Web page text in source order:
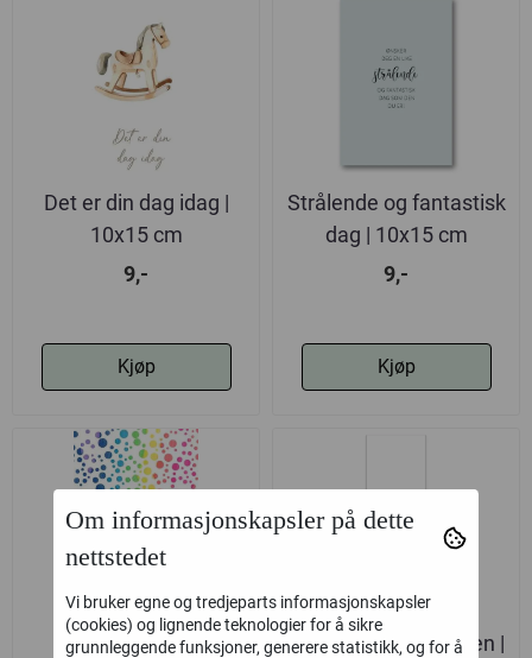
Det er din dag idag |
10x15 cm
9,-
Kjøp
Strålende og fantastisk
dag | 10x15 cm
9,-
Kjøp
Dots | 10x15 cm
Gratulerer med dagen |
Om informasjonskapsler på dette
nettstedet
Vi bruker egne og tredjeparts informasjonskapsler
(cookies) og lignende teknologier for å sikre
grunnleggende funksjoner, generere statistikk, og for å